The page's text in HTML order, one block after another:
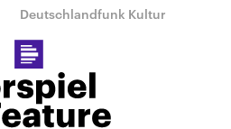
Deutschlandfunk Kultur